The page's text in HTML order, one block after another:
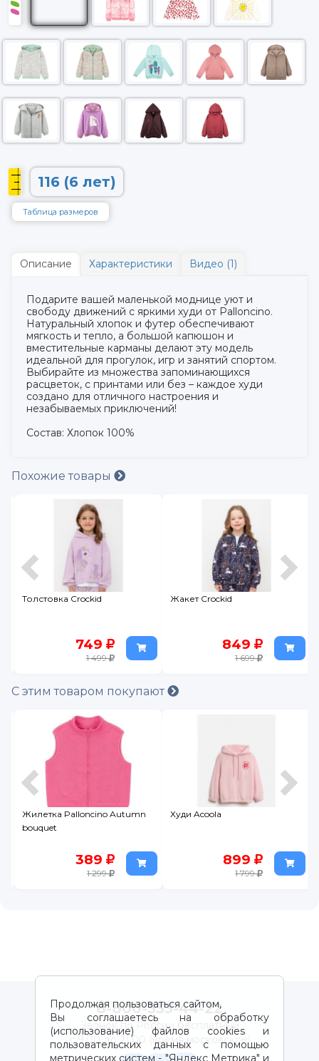
116 (6 лет)
Таблица размеров
Описание Характеристики Видео (1)
Подарите вашей маленькой моднице уют и
свободу движений с яркими худи от Palloncino.
Натуральный хлопок и футер обеспечивают
мягкость и тепло, а большой капюшон и
вместительные карманы делают эту модель
идеальной для прогулок, игр и занятий спортом.
Выбирайте из множества запоминающихся
расцветок, с принтами или без – каждое худи
создано для отличного настроения и
незабываемых приключений!
Состав: Хлопок 100%
Похожие товары
Толстовка Crockid
749
1 499
Жакет Crockid
849
1 699
С этим товаром покупают
Жилетка Palloncino Autumn
bouquet
389
1 299
Худи Acoola
899
1 799
Продолжая пользоваться сайтом,
Вы соглашаетесь на обработку
(использование) файлов cookies и
пользовательских данных с помощью
метрических систем - "Яндекс Метрика" и
8-800-333-44-22
Звонок по России бесплатный
с 9:00 до 21:00 (время московское)